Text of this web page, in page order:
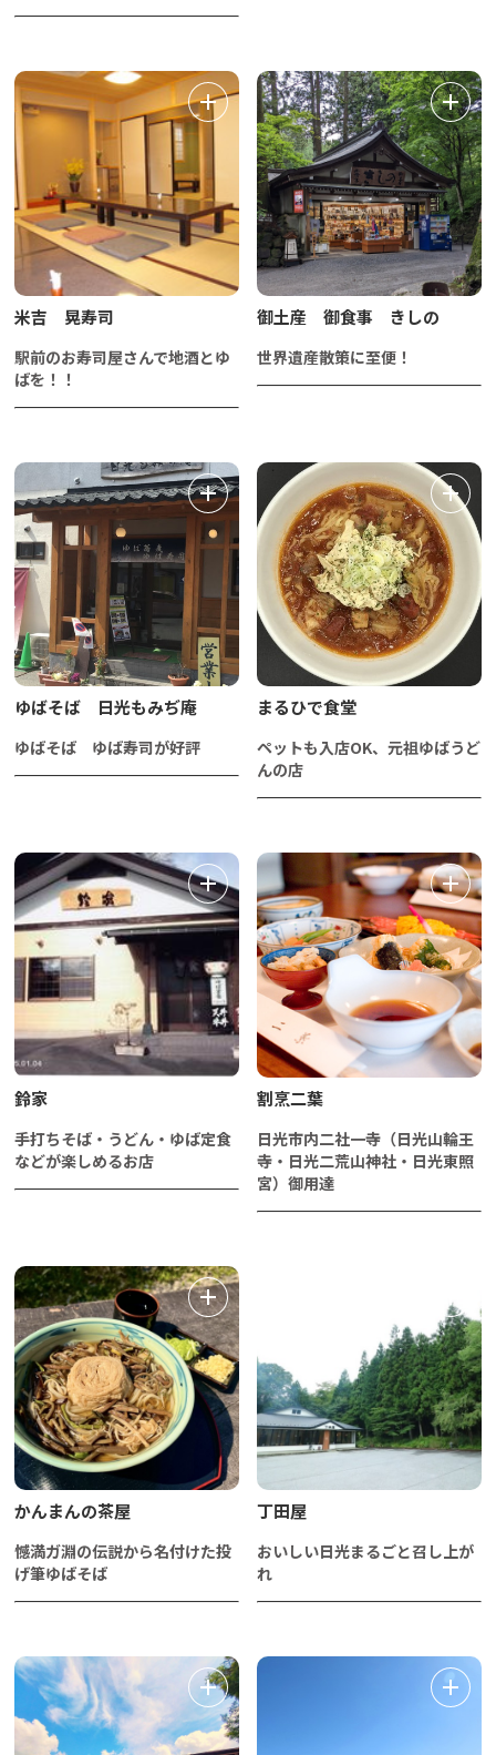
米吉 晃寿司
駅前のお寿司屋さんで地酒とゆ
ばを！！
御土産 御食事 きしの
世界遺産散策に至便！
ゆばそば 日光もみぢ庵
ゆばそば ゆば寿司が好評
まるひで食堂
ペットも入店OK、元祖ゆばうど
んの店
鈴家
手打ちそば・うどん・ゆば定食
などが楽しめるお店
割烹二葉
日光市内二社一寺（日光山輪王
寺・日光二荒山神社・日光東照
宮）御用達
かんまんの茶屋
憾満ガ淵の伝説から名付けた投
げ筆ゆばそば
丁田屋
おいしい日光まるごと召し上が
れ